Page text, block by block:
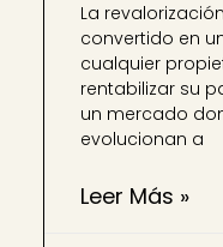
La
convertido en
cualquier
rentabilizar su
un mercado
evolucionan a
Leer Más »